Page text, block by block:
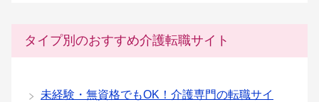
タイプ別のおすすめ介護転職サイト
未経験・無資格でもOK！介護専門の転職サイ